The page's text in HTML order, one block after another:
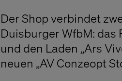
Der Shop verbindet
Duisburger WfbM: das
und den Laden „Ars
neuen „AV Conzeopt